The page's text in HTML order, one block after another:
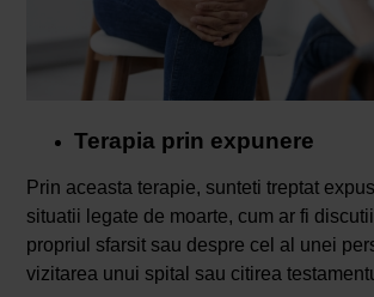
Terapia prin expunere
Prin aceasta terapie, sunteti treptat
situatii legate de moarte, cum ar fi
propriul sfarsit sau despre cel al unei
vizitarea unui spital sau citirea